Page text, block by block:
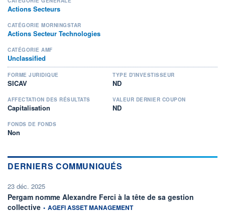
Actions Secteurs
CATÉGORIE MORNINGSTAR
Actions Secteur Technologies
CATÉGORIE AMF
Unclassified
FORME JURIDIQUE
SICAV
TYPE D'INVESTISSEUR
ND
AFFECTATION DES RÉSULTATS
Capitalisation
VALEUR DERNIER COUPON
ND
FONDS DE FONDS
Non
DERNIERS COMMUNIQUÉS
23 déc. 2025
Pergam nomme Alexandre Ferci à la tête de sa gestion
collective information fournie par
• AGEFI ASSET MANAGEMENT